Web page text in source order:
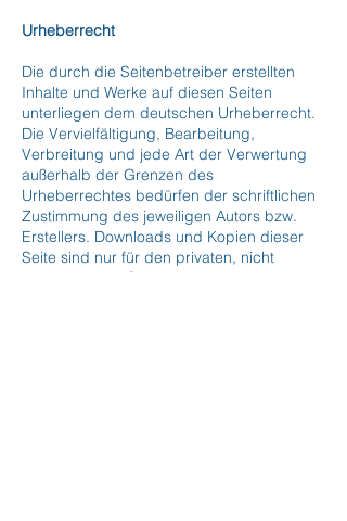
Urheberrecht
Die durch die Seitenbetreiber erstellten
Inhalte und Werke auf diesen Seiten
unterliegen dem deutschen Urheberrecht.
Die Vervielfältigung, Bearbeitung,
Verbreitung und jede Art der Verwertung
außerhalb der Grenzen des
Urheberrechtes bedürfen der schriftlichen
Zustimmung des jeweiligen Autors bzw.
Erstellers. Downloads und Kopien dieser
Seite sind nur für den privaten, nicht
kommerziellen Gebrauch gestattet.